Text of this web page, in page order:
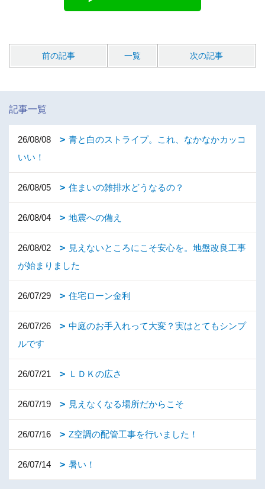
前の記事 一覧 次の記事
記事一覧
26/08/08
青と白のストライプ。これ、なかなかカッコ
いい！
26/08/05 住まいの雑排水どうなるの？
26/08/04 地震への備え
26/08/02
見えないところにこそ安心を。地盤改良工事
が始まりました
26/07/29 住宅ローン金利
26/07/26
中庭のお手入れって大変？実はとてもシンプ
ルです
26/07/21 ＬＤＫの広さ
26/07/19 見えなくなる場所だからこそ
26/07/16 Z空調の配管工事を行いました！
26/07/14 暑い！